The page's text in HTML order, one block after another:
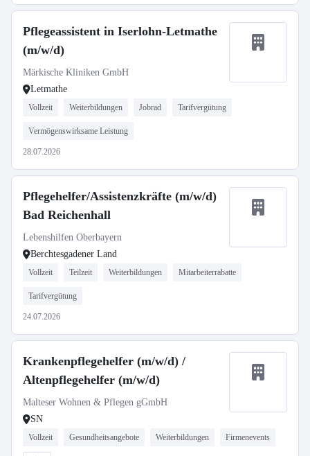
Pflegeassistent in Iserlohn-Letmathe
(m/w/d)
Märkische Kliniken GmbH
Letmathe
Vollzeit Weiterbildungen Jobrad Tarifvergütung
Vermögenswirksame Leistung
28.07.2026
Pflegehelfer/Assistenzkräfte (m/w/d)
Bad Reichenhall
Lebenshilfen Oberbayern
Berchtesgadener Land
Vollzeit Teilzeit Weiterbildungen Mitarbeiterrabatte
Tarifvergütung
24.07.2026
Krankenpflegehelfer (m/w/d) /
Altenpflegehelfer (m/w/d)
Malteser Wohnen & Pflegen gGmbH
SN
Vollzeit Gesundheitsangebote Weiterbildungen Firmenevents